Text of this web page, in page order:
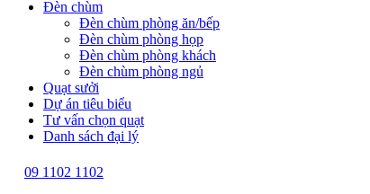
Đèn chùm
Đèn chùm phòng ăn/bếp
Đèn chùm phòng họp
Đèn chùm phòng khách
Đèn chùm phòng ngủ
Quạt sưởi
Dự án tiêu biểu
Tư vấn chọn quạt
Danh sách đại lý
09 1102 1102